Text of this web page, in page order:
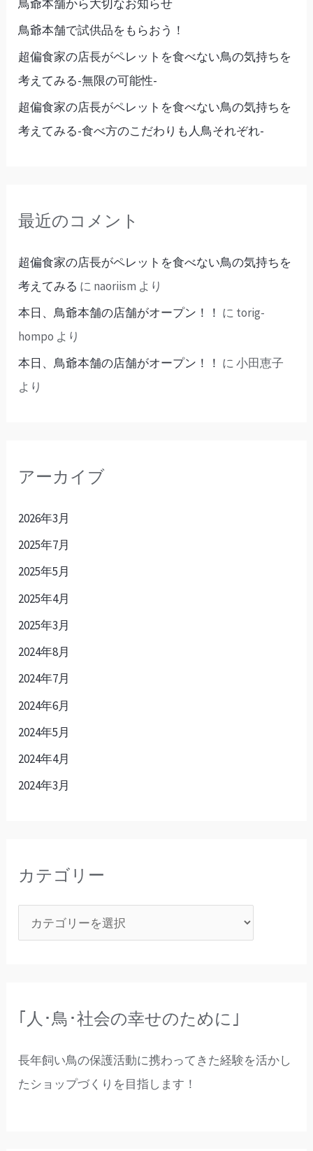
鳥爺本舗から大切なお知らせ
鳥爺本舗で試供品をもらおう！
超偏食家の店長がペレットを食べない鳥の気持ちを
考えてみる-無限の可能性-
超偏食家の店長がペレットを食べない鳥の気持ちを
考えてみる-食べ方のこだわりも人鳥それぞれ-
最近のコメント
超偏食家の店長がペレットを食べない鳥の気持ちを
考えてみる に naoriism より
本日、鳥爺本舗の店舗がオープン！！ に torig-
hompo より
本日、鳥爺本舗の店舗がオープン！！ に小田恵子
より
アーカイブ
2026年3月
2025年7月
2025年5月
2025年4月
2025年3月
2024年8月
2024年7月
2024年6月
2024年5月
2024年4月
2024年3月
カテゴリー
｢人･鳥･社会の幸せのために｣
長年飼い鳥の保護活動に携わってきた経験を活かし
たショップづくりを目指します！